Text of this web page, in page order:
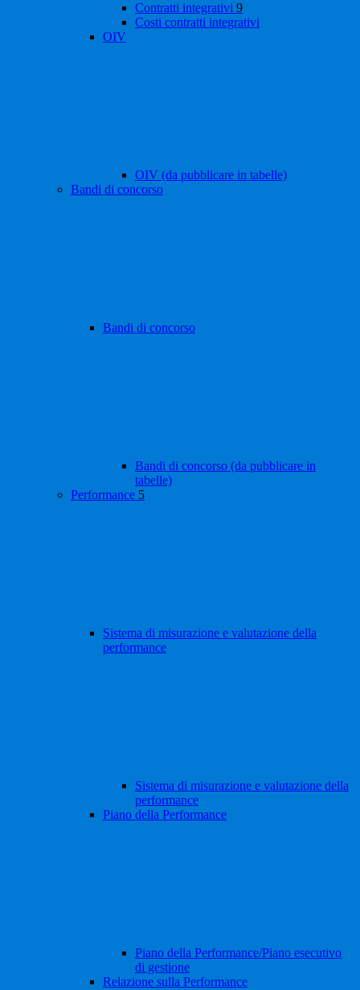
Contratti integrativi 9
Costi contratti integrativi
OIV
OIV (da pubblicare in tabelle)
Bandi di concorso
Bandi di concorso
Bandi di concorso (da pubblicare in
tabelle)
Performance 5
Sistema di misurazione e valutazione della
performance
Sistema di misurazione e valutazione della
performance
Piano della Performance
Piano della Performance/Piano esecutivo
di gestione
Relazione sulla Performance